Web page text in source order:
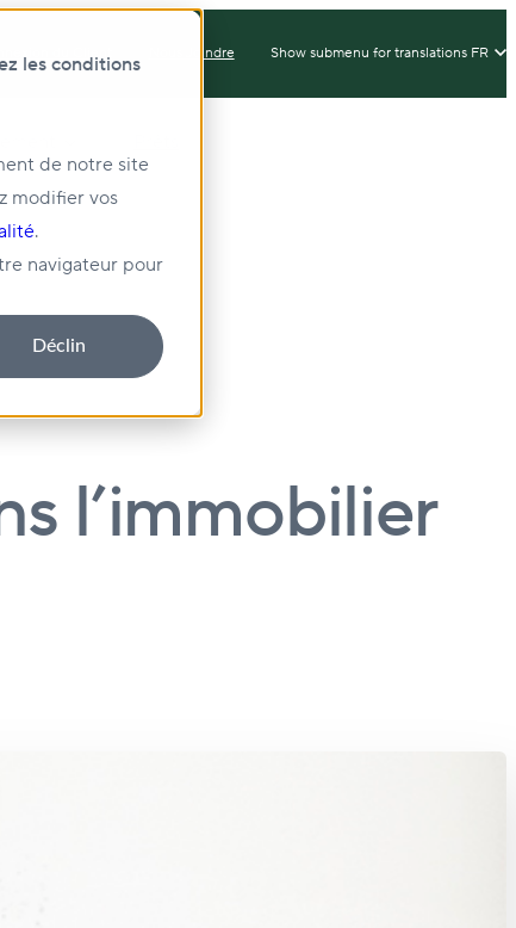
les conditions
de notre site
modifier vos
.
navigateur pour
Déclin
du Client Nous Joindre Show submenu for translations FR
l’immobilier